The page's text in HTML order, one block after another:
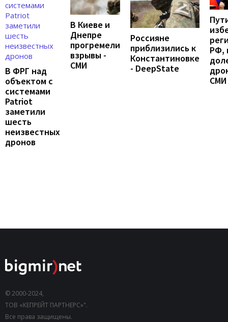
В ФРГ над
объектом с
системами
Patriot
заметили
шесть
неизвестных
дронов
В Киеве и
Днепре
прогремели
взрывы -
СМИ
Россияне
приблизились к
Константиновке
- DeepState
РФ,
СМИ
© 2000-2024,
ТОВ «КЕПРЕЙТ ПАРТНЕРС»".
Все права защищены.